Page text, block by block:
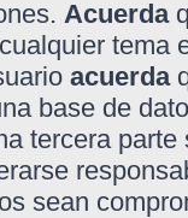
Acuerda
tema
acuerda
base de
tercera
sean